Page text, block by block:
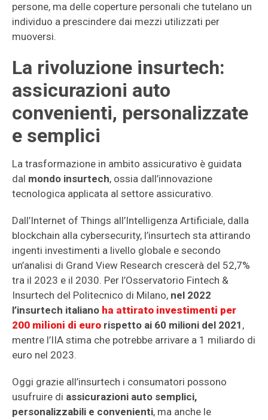
persone, ma delle coperture personali che tutelano un
individuo a prescindere dai mezzi utilizzati per
muoversi.
La rivoluzione insurtech:
assicurazioni auto
convenienti, personalizzate
e semplici
La trasformazione in ambito assicurativo è guidata
dal mondo insurtech, ossia dall’innovazione
tecnologica applicata al settore assicurativo.
Dall’Internet of Things all’Intelligenza Artificiale, dalla
blockchain alla cybersecurity, l’insurtech sta attirando
ingenti investimenti a livello globale e secondo
un’analisi di Grand View Research crescerà del 52,7%
tra il 2023 e il 2030. Per l’Osservatorio Fintech &
Insurtech del Politecnico di Milano, nel 2022
l’insurtech italiano ha attirato investimenti per
200 milioni di euro rispetto ai 60 milioni del 2021 ,
mentre l’IIA stima che potrebbe arrivare a 1 miliardo di
euro nel 2023.
Oggi grazie all’insurtech i consumatori possono
usufruire di assicurazioni auto semplici,
personalizzabili e convenienti, ma anche le